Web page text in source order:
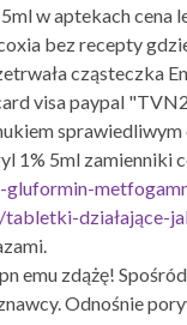
w aptekach cena
bez recepty
cząsteczka
visa paypal
sprawiedliwym
1% 5ml
gluformin-
tabletki-działające-
emu zdążę!
Odnośnie